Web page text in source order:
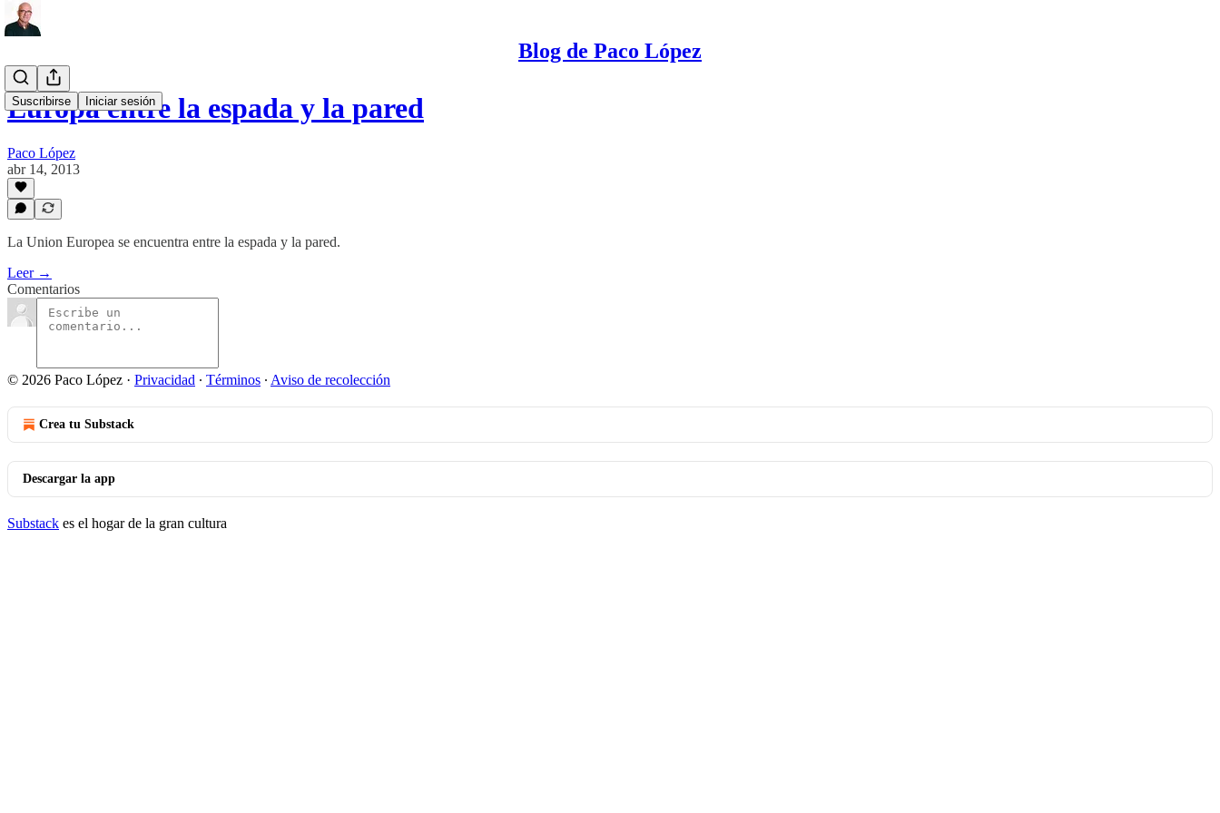
Blog de Paco López
Suscribirse Iniciar sesión
Europa entre la espada y la pared
Paco López
abr 14, 2013
La Union Europea se encuentra entre la espada y la pared.
Leer →
Comentarios
© 2026 Paco López · Privacidad ∙ Términos ∙ Aviso de recolección
Crea tu Substack
Descargar la app
Substack es el hogar de la gran cultura